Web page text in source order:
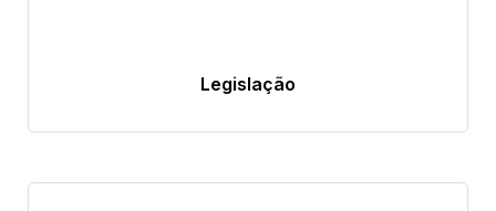
Legislação